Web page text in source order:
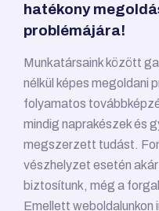
hatékony
problémájára!
Munkatársaink között
nélkül képes megoldani
folyamatos
mindig naprakészek és
megszerzett tudást.
vészhelyzet esetén
biztosítunk, még a
Emellett weboldalunkon